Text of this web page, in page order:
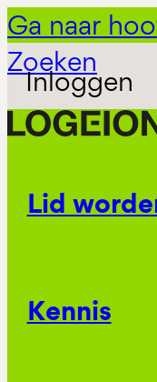
Ga naar
Zoeken
Inloggen
Lid
Kennis